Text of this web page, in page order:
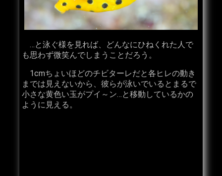
…と泳ぐ様を見れば、どんなにひねくれた人で
も思わず微笑んでしまうことだろう。
1cmちょいほどのチビターレだと各ヒレの動き
までは見えないから、彼らが泳いでいるとまるで
小さな黄色い玉がプイ～ン…と移動しているかの
ように見える。